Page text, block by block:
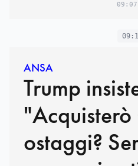
09:07
ANSA
Trump
ostaggi?